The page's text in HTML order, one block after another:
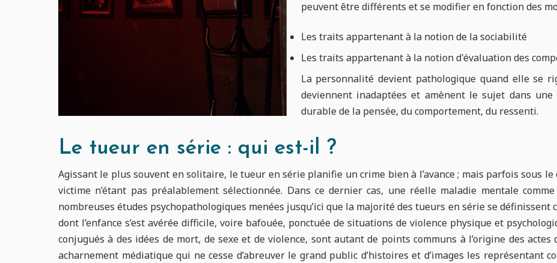
peuvent être différents et se modifier en fonction des
Les traits appartenant à la notion de la sociabilité
Les traits appartenant à la notion d'évaluation des
La personnalité devient pathologique quand elle se
deviennent inadaptées et amènent le sujet dans
durable de la pensée, du comportement, du ressenti.
Le tueur en série : qui est-il ?
Agissant le plus souvent en solitaire, le tueur en série planifie un crime bien à l’avance ; mais parfois sous
victime n’étant pas préalablement sélectionnée. Dans ce dernier cas, une réelle maladie mentale
nombreuses études psychopathologiques menées jusqu’ici que la majorité des tueurs en série se définissent
dont l’enfance s’est avérée difficile, voire bafouée, ponctuée de situations de violence physique et
conjugués à des idées de mort, de sexe et de violence, sont autant de points communs à l’origine des
acharnement médiatique qui ne cesse d’abreuver le grand public d’histoires et d’images les représentant